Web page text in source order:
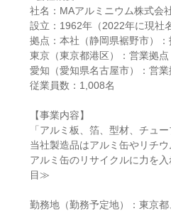
社名：MAアルミニウム株式会
設立：1962年（2022年に現社
拠点：本社（静岡県裾野市）
東京（東京都港区）：営業拠点
愛知（愛知県名古屋市）：営業
従業員数：1,008名
【事業内容】
「アルミ板、箔、型材、チュ
当社製造品はアルミ缶やリチ
アルミ缶のリサイクルに力を
目≫
勤務地（勤務予定地）：東京